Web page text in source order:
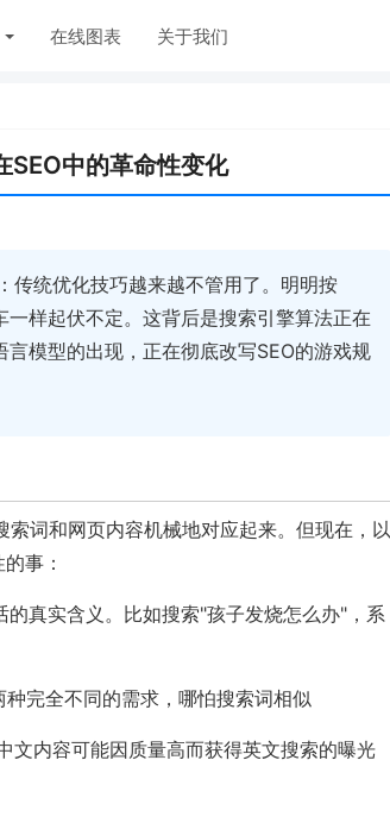
在线图表 关于我们
中的革命性变化
传统优化技巧越来越不管用了。明明按
样起伏不定。这背后是搜索引擎算法正在
模型的出现，正在彻底改写SEO的游戏规
词和网页内容机械地对应起来。但现在，以
事：
真实含义。比如搜索"孩子发烧怎么办"，系
完全不同的需求，哪怕搜索词相似
文内容可能因质量高而获得英文搜索的曝光